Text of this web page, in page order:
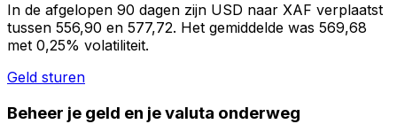
In de afgelopen 90 dagen zijn USD naar XAF verplaatst
tussen 556,90 en 577,72. Het gemiddelde was 569,68
met 0,25% volatiliteit.
Geld sturen
Beheer je geld en je valuta onderweg